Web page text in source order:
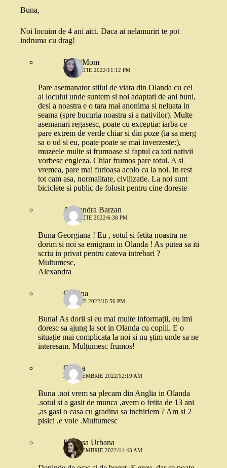
Buna,
Noi locuim de 4 ani aici. Daca ai nelamuriri te pot
indruma cu drag!
ExpatMom
11 MARTIE 2022/11:12 PM
Pare asemanator stilul de viata din Olanda cu cel
al locului unde suntem si noi adaptati de ani buni,
desi a noastra e o tara mai anonima si neluata in
seama (spre bucuria noastra si a nativilor). Multe
asemanari regasesc, poate cu exceptia: iarba ce
pare extrem de verde chiar si din poze (ia sa merg
sa o ud si eu, poate poate se mai inverzeste:),
muzeele multe si frumoase si faptul ca toti nativii
vorbesc engleza. Chiar frumos pare totul. A si
vremea, pare mai furioasa acolo ca la noi. In rest
tot cam asa, normalitate, civilizatie. La noi sunt
biciclete si public de folosit pentru cine doreste
Alexandra Barzan
13 MARTIE 2022/6:38 PM
Buna Georgiana ! Eu , sotul si fetita noastra ne
dorim si noi sa emigram in Olanda ! As putea sa iti
scriu in privat pentru cateva intrebari ?
Multumesc,
Alexandra
Cristina
23 IUNIE 2022/10:56 PM
Buna! As dorii si eu mai multe informații, eu imi
doresc sa ajung la sot in Olanda cu copiii. E o
situație mai complicata la noi si nu știm unde sa ne
interesam. Mulțumesc frumos!
Corina
20 DECEMBRIE 2022/12:19 AM
Buna .noi vrem sa plecam din Anglia in Olanda
.sotul si a gasit de munca ,avem o fetita de 13 ani
,as gasi o casa cu gradina sa inchiriem ? Am si 2
pisici ,e voie .Multumesc
Printesa Urbana
20 DECEMBRIE 2022/11:43 AM